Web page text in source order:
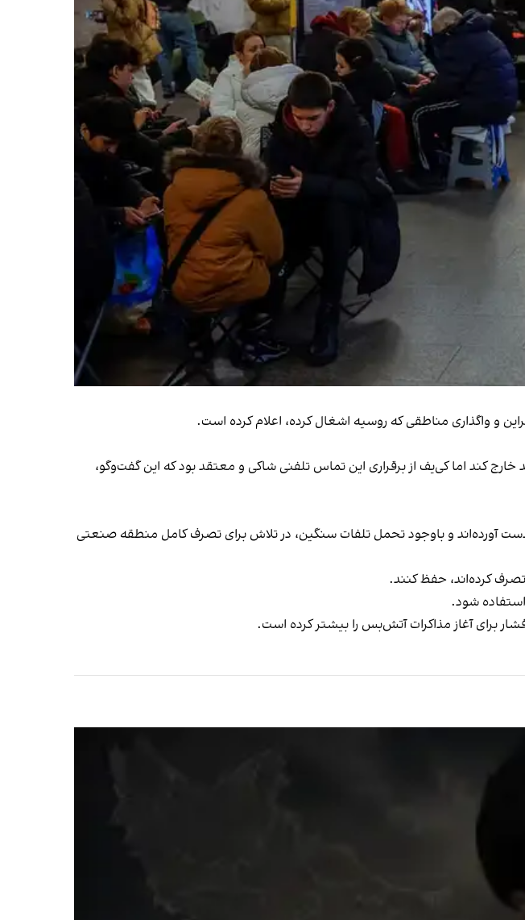
و واگذاری مناطقی که روسیه اشغال کرده، اعلام کرده است.
خارج کند اما کی‌یف از برقراری این تماس تلفنی شاکی و معتقد بود که این گفت‌وگو،
پیشروی‌های میدانی خود را در شرق اوکراین از سال ۲۰۲۲ تاکنون به دست آورده‌اند و باوجود تحمل تلفات سنگین، در تلاش برای تصرف کامل منطقه صنعتی
کرده‌اند، حفظ کنند.
شود.
برای آغاز مذاکرات آتش‌بس را بیشتر کرده است.